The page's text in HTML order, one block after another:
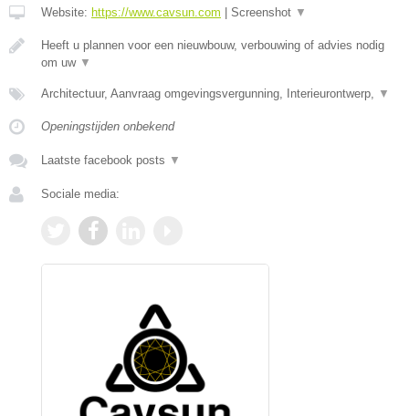
Website: https://www.cavsun.com Screenshot ▼
Heeft u plannen voor een nieuwbouw, verbouwing of advies nodig
om uw ▼
Architectuur, Aanvraag omgevingsvergunning, Interieurontwerp, ▼
Openingstijden onbekend
Laatste facebook posts ▼
Sociale media: